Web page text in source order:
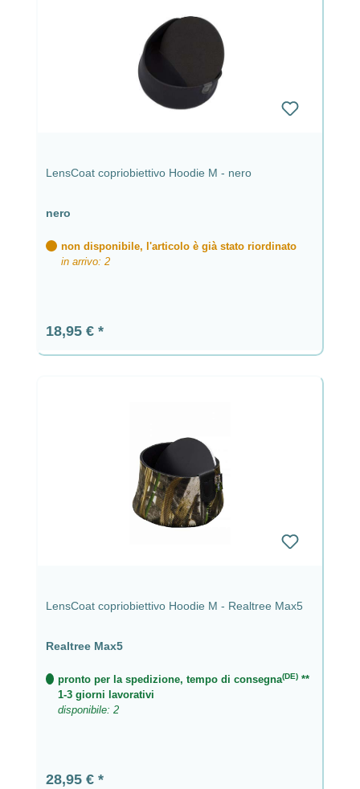
LensCoat copriobiettivo Hoodie M - nero
nero
non disponibile, l'articolo è già stato riordinato
in arrivo: 2
Prezzo normale:
18,95 €
LensCoat copriobiettivo Hoodie M - Realtree Max5
Realtree Max5
pronto per la spedizione, tempo di consegna(DE) **
1-3 giorni lavorativi
disponibile: 2
Prezzo normale:
28,95 €